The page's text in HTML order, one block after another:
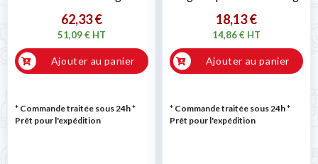
62,33 €
51,09 € HT
Ajouter au panier
* Commande traitée sous 24h*
Prêt pour l'expédition
18,13 €
14,86 € HT
Ajouter au panier
* Commande traitée sous 24h*
Prêt pour l'expédition